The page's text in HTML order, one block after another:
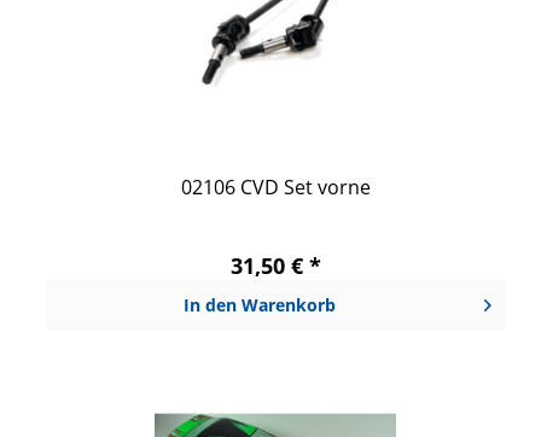
02106 CVD Set vorne
31,50 € *
In den Warenkorb